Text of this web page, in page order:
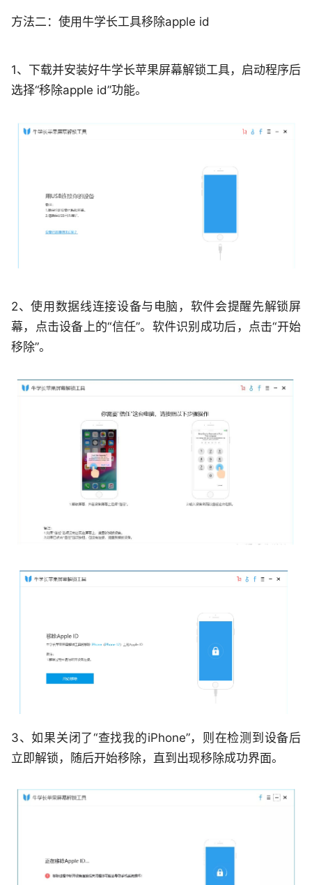
方法二：使用牛学长工具移除apple id
1、下载并安装好牛学长苹果屏幕解锁工具，启动程序后
选择“移除apple id”功能。
2、使用数据线连接设备与电脑，软件会提醒先解锁屏
幕，点击设备上的“信任”。软件识别成功后，点击“开始
移除”。
3、如果关闭了“查找我的iPhone”，则在检测到设备后
立即解锁，随后开始移除，直到出现移除成功界面。